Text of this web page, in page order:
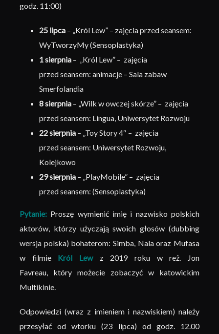
godz. 11:00)
25 lipca – „Król Lew” – zajęcia przed seansem:
WyTworzyMy (Sensoplastyka)
1 sierpnia – „Król Lew” – zajęcia
przed seansem: animacje – Sala zabaw
Smerfolandia
8 sierpnia – „Wilk w owczej skórze” – zajęcia
przed seansem: Lingua, Uniwersytet Rozwoju
22 sierpnia – „Toy Story 4″ – zajęcia
przed seansem: Uniwersytet Rozwoju,
Kolejkowo
29 sierpnia – „PlayMobile” – zajęcia
przed seansem: (Sensoplastyka)
Pytanie: Proszę wymienić imię i nazwisko polskich
aktorów, którzy użyczają swoich głosów (dubbing
wersja polska) bohaterom: Simba, Nala oraz Mufasa
w filmie Król Lewz 2019 roku w reż. Jon
Favreau, który możecie zobaczyć w katowickim
Multikinie.
Odpowiedzi (wraz z imieniem i nazwiskiem) należy
przesyłać od wtorku (23 lipca) od godz. 12.00